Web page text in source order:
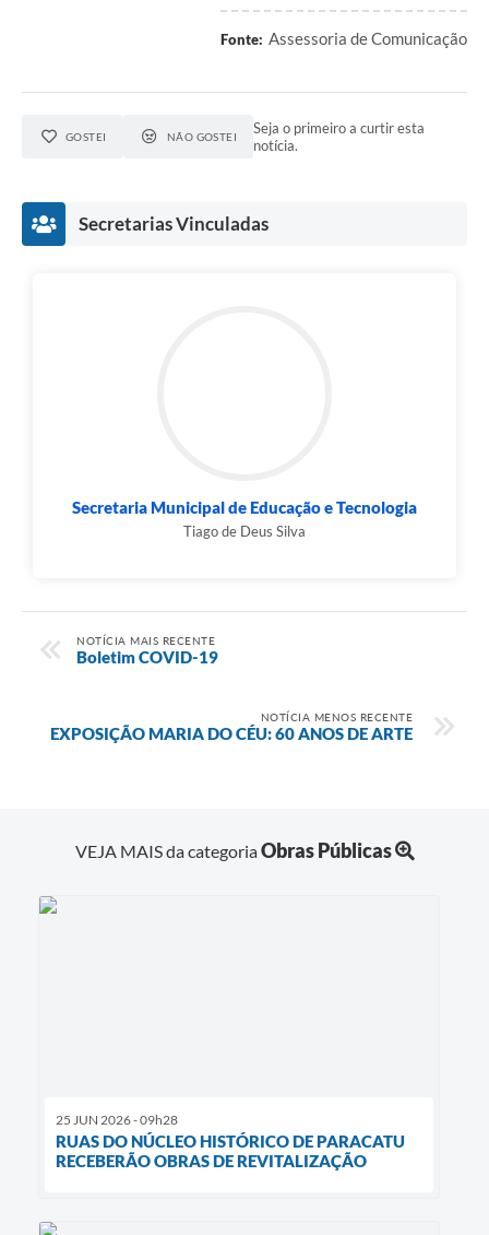
Fonte: Assessoria de Comunicação
GOSTEI NÃO GOSTEI
Seja o primeiro a curtir esta
notícia.
Secretarias Vinculadas
Secretaria Municipal de Educação e Tecnologia
Tiago de Deus Silva
NOTÍCIA MAIS RECENTE
Boletim COVID-19
NOTÍCIA MENOS RECENTE
EXPOSIÇÃO MARIA DO CÉU: 60 ANOS DE ARTE
VEJA MAIS da categoriaObras Públicas
25 JUN 2026 - 09h28
RUAS DO NÚCLEO HISTÓRICO DE PARACATU
RECEBERÃO OBRAS DE REVITALIZAÇÃO